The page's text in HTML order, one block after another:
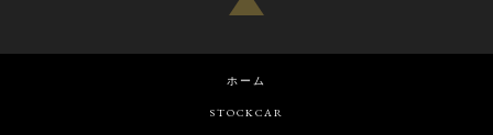
ホーム
STOCKCAR